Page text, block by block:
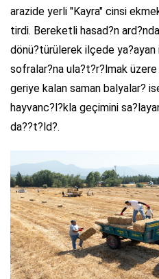
arazide yerli "Kayra" cinsi
tirdi. Bereketli hasad?n
dönü?türülerek ilçede
sofralar?na ula?t?r?lmak
geriye kalan saman balyalar?
hayvanc?l?kla geçimini
da??t?ld?.